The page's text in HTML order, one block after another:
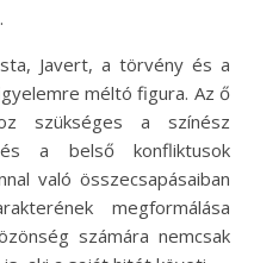
Javert, a törvény és a
méltó figura. Az ő
szükséges a színész
a belső konfliktusok
való összecsapásaiban
megformálása
számára nemcsak